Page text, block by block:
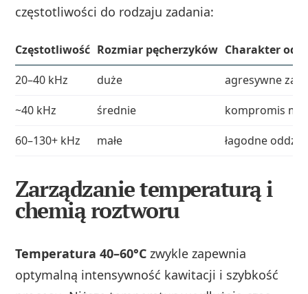
częstotliwości do rodzaju zadania:
Częstotliwość Rozmiar pęcherzyków Charakter
20–40 kHz
duże
agresywne
~40 kHz
średnie
kompromis
60–130+ kHz
małe łagodne
Zarządzanie temperaturą i
chemią roztworu
Temperatura 40–60°C zwykle zapewnia
optymalną intensywność kawitacji i szybkość